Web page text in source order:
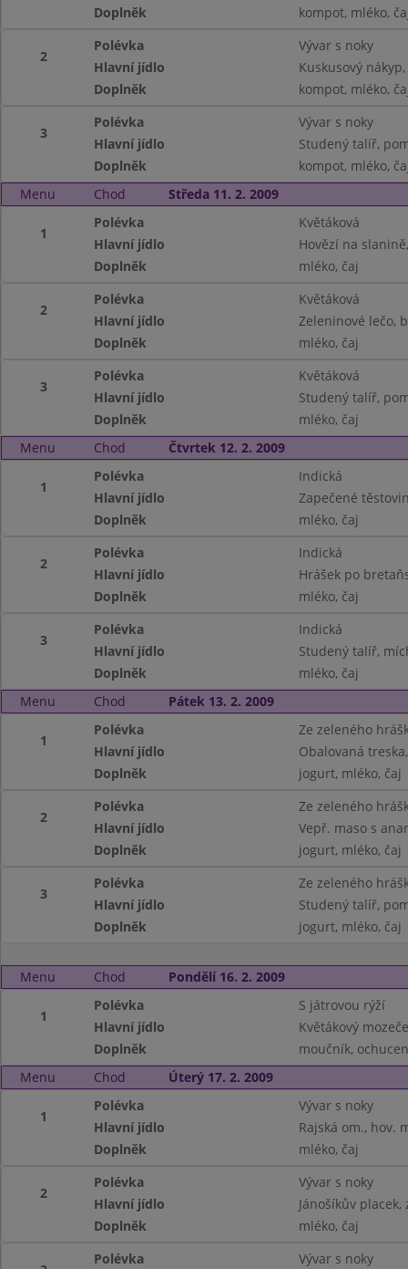
Doplněk
kompot, mléko,
2
Polévka
Vývar s noky
Hlavní jídlo
Kuskusový nákyp,
Doplněk
kompot, mléko,
3
Polévka
Vývar s noky
Hlavní jídlo
Studený talíř,
Doplněk
kompot, mléko,
Menu
Chod Středa 11. 2. 2009
1
Polévka
Květáková
Hlavní jídlo
Hovězí na
Doplněk
mléko, čaj
2
Polévka
Květáková
Hlavní jídlo
Zeleninové lečo,
Doplněk
mléko, čaj
3
Polévka
Květáková
Hlavní jídlo
Studený talíř,
Doplněk
mléko, čaj
Menu
Chod Čtvrtek 12. 2. 2009
1
Polévka
Indická
Hlavní jídlo
Zapečené
Doplněk
mléko, čaj
2
Polévka
Indická
Hlavní jídlo
Hrášek po
Doplněk
mléko, čaj
3
Polévka
Indická
Hlavní jídlo
Studený talíř,
Doplněk
mléko, čaj
Menu
Chod Pátek 13. 2. 2009
1
Polévka
Ze zeleného
Hlavní jídlo
Obalovaná
Doplněk
jogurt, mléko, čaj
2
Polévka
Ze zeleného
Hlavní jídlo
Vepř. maso s
Doplněk
jogurt, mléko, čaj
3
Polévka
Ze zeleného
Hlavní jídlo
Studený talíř,
Doplněk
jogurt, mléko, čaj
Menu Chod Pondělí 16. 2. 2009
1
Polévka
S játrovou rýží
Hlavní jídlo
Květákový
Doplněk
moučník,
Menu
Chod Úterý 17. 2. 2009
1
Polévka
Vývar s noky
Hlavní jídlo
Rajská om., hov.
Doplněk
mléko, čaj
2
Polévka
Vývar s noky
Hlavní jídlo
Jánošíkův placek,
Doplněk
mléko, čaj
Polévka Vývar s noky